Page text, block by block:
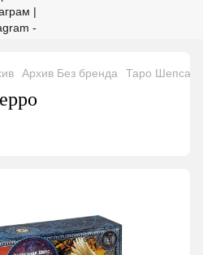
Архив Без бренда Таро Шепса и